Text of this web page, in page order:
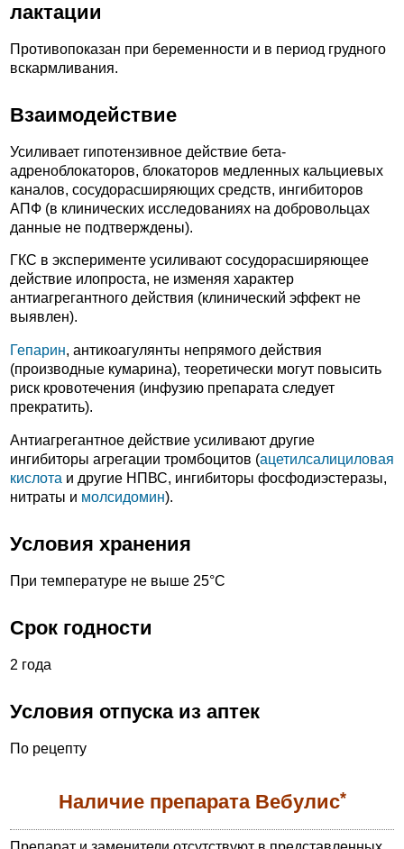
лактации
Противопоказан при беременности и в период грудного
вскармливания.
Взаимодействие
Усиливает гипотензивное действие бета-
адреноблокаторов, блокаторов медленных кальциевых
каналов, сосудорасширяющих средств, ингибиторов
АПФ (в клинических исследованиях на добровольцах
данные не подтверждены).
ГКС в эксперименте усиливают сосудорасширяющее
действие илопроста, не изменяя характер
антиагрегантного действия (клинический эффект не
выявлен).
Гепарин, антикоагулянты непрямого действия
(производные кумарина), теоретически могут повысить
риск кровотечения (инфузию препарата следует
прекратить).
Антиагрегантное действие усиливают другие
ингибиторы агрегации тромбоцитов (ацетилсалициловая
кислота и другие НПВС, ингибиторы фосфодиэстеразы,
нитраты и молсидомин).
Условия хранения
При температуре не выше 25°С
Срок годности
2 года
Условия отпуска из аптек
По рецепту
Наличие препарата Вебулис*